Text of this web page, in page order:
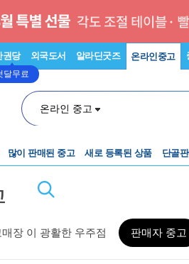
권당
달무료
외국도서 알라딘굿즈 온라인중고
온라인 중고
많이 판매된 중고 새로 등록된 상품 단골
매장 이 광활한 우주점 판매자 중고